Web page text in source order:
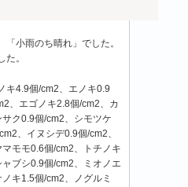
小雨のち晴れ」でした。
た。
キ4.9個/cm2、エノキ0.9
、エゴノキ2.8個/cm2、カ
ク0.9個/cm2、シモツケ
、イヌシデ0.9個/cm2、
モモ0.6個/cm2、トチノキ
ブシ0.9個/cm2、ミオノエ
キ1.5個/cm2、ノグルミ